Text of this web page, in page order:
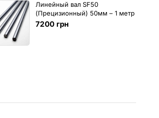
Линейный вал SF50
(Прецизионный) 50мм – 1 метр
7200 грн